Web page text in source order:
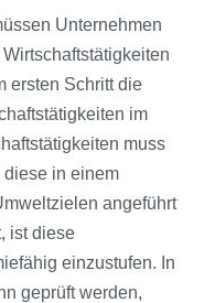
Unternehmen
ersten Schritt die
im
muss
in einem
angeführt
ist diese
einzustufen. In
geprüft werden,